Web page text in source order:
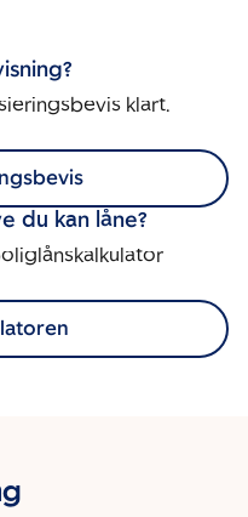
klart.
du kan låne?